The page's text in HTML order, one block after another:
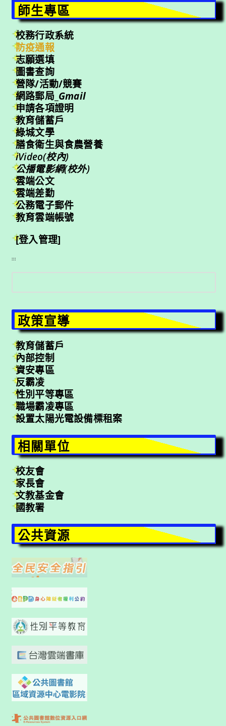
師生專區
校務行政系統
防疫通報
志願選填
圖書查詢
營隊/活動/競賽
網路郵局_ Gmail
申請各項證明
教育儲蓄戶
綠城文學
膳食衛生與食農營養
iVideo(校內)
公播電影網(校外)
雲端公文
雲端差勤
公務電子郵件
教育雲端帳號
[登入管理]
:::
搜
尋
政策宣導
教育儲蓄戶
內部控制
資安專區
反霸凌
性別平等專區
職場霸凌專區
設置太陽光電設備標租案
相關單位
校友會
家長會
文教基金會
國教署
公共資源